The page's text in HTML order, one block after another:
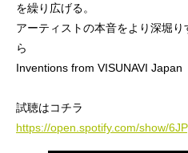
を繰り広げる。
アーティストの本音をより深堀
ら
Inventions from VISUNAVI
試聴はコチラ
https://open.spotify.com/show/